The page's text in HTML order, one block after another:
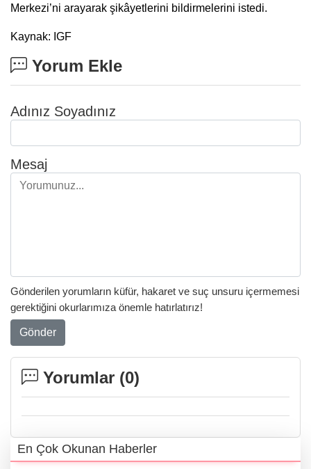
Merkezi’ni arayarak şikâyetlerini bildirmelerini istedi.
Kaynak: IGF
Yorum Ekle
Adınız Soyadınız
Mesaj
Gönderilen yorumların küfür, hakaret ve suç unsuru içermemesi
gerektiğini okurlarımıza önemle hatırlatırız!
Gönder
Yorumlar (0)
En Çok Okunan Haberler